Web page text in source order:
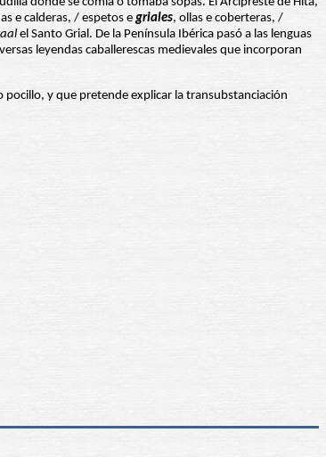
e calderas, / espetos egriales, ollas e coberteras, /
el Santo Grial. De la Península Ibérica pasó a las lenguas
leyendas caballerescas medievales que incorporan
pocillo, y que pretende explicar la transubstanciación